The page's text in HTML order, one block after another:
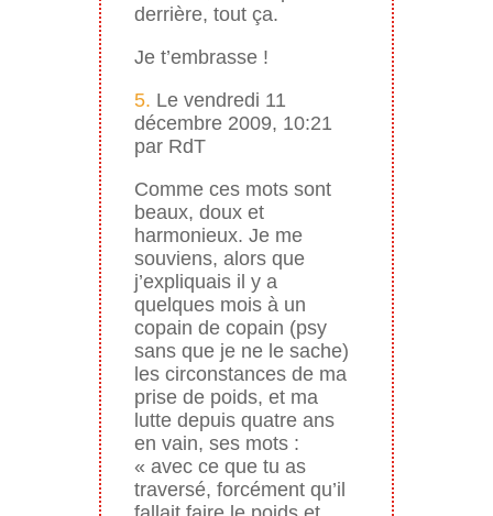
derrière, tout ça.
Je t’embrasse !
5. Le vendredi 11
décembre 2009, 10:21
par RdT
Comme ces mots sont
beaux, doux et
harmonieux. Je me
souviens, alors que
j’expliquais il y a
quelques mois à un
copain de copain (psy
sans que je ne le sache)
les circonstances de ma
prise de poids, et ma
lutte depuis quatre ans
en vain, ses mots :
« avec ce que tu as
traversé, forcément qu’il